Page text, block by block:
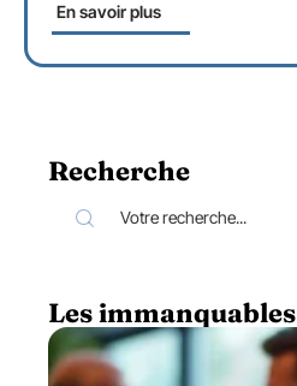
En savoir plus
Recherche
Les immanquables